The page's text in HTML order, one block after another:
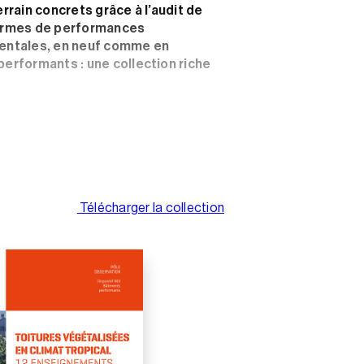
concrets grâce à l’audit de
de performances
en neuf comme en
: une collection riche
sous forme devidéos
techniques
retenir les bons réflexes repérés sur
Bâtiments performants
ou environnementales réellement
sur chantier
Télécharger la collection